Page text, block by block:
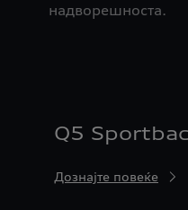
надворешноста.
Q5
Дознајте повеќе